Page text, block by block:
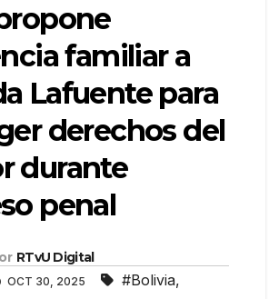
familiar a
Lafuente para
derechos del
durante
penal
RTvU Digital
OCT 30, 2025 #Bolivia,